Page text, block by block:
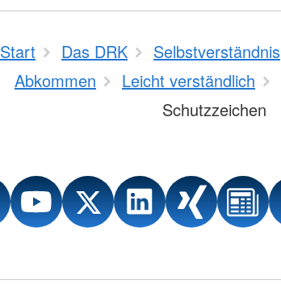
Start Das DRK Selbstverständnis
Abkommen
Leicht verständlich
Schutzzeichen